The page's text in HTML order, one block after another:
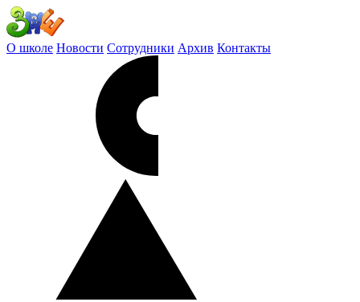
О школе Новости Сотрудники Архив Контакты